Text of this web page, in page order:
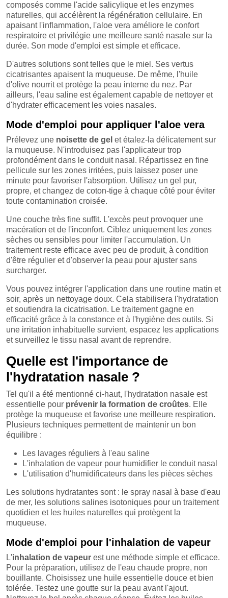
composés comme l'acide salicylique et les enzymes
naturelles, qui accélèrent la régénération cellulaire. En
apaisant l'inflammation, l'aloe vera améliore le confort
respiratoire et privilégie une meilleure santé nasale sur la
durée. Son mode d'emploi est simple et efficace.
D'autres solutions sont telles que le miel. Ses vertus
cicatrisantes apaisent la muqueuse. De même, l'huile
d'olive nourrit et protège la peau interne du nez. Par
ailleurs, l'eau saline est également capable de nettoyer et
d'hydrater efficacement les voies nasales.
Mode d'emploi pour appliquer l'aloe vera
Prélevez une noisette de gel et étalez-la délicatement sur
la muqueuse. N'introduisez pas l'applicateur trop
profondément dans le conduit nasal. Répartissez en fine
pellicule sur les zones irritées, puis laissez poser une
minute pour favoriser l'absorption. Utilisez un gel pur,
propre, et changez de coton-tige à chaque côté pour éviter
toute contamination croisée.
Une couche très fine suffit. L'excès peut provoquer une
macération et de l'inconfort. Ciblez uniquement les zones
sèches ou sensibles pour limiter l'accumulation. Un
traitement reste efficace avec peu de produit, à condition
d'être régulier et d'observer la peau pour ajuster sans
surcharger.
Vous pouvez intégrer l'application dans une routine matin et
soir, après un nettoyage doux. Cela stabilisera l'hydratation
et soutiendra la cicatrisation. Le traitement gagne en
efficacité grâce à la constance et à l'hygiène des outils. Si
une irritation inhabituelle survient, espacez les applications
et surveillez le tissu nasal avant de reprendre.
Quelle est l'importance de
l'hydratation nasale ?
Tel qu'il a été mentionné ci-haut, l'hydratation nasale est
essentielle pour prévenir la formation de croûtes. Elle
protège la muqueuse et favorise une meilleure respiration.
Plusieurs techniques permettent de maintenir un bon
équilibre :
Les lavages réguliers à l'eau saline
L'inhalation de vapeur pour humidifier le conduit nasal
L'utilisation d'humidificateurs dans les pièces sèches
Les solutions hydratantes sont : le spray nasal à base d'eau
de mer, les solutions salines isotoniques pour un traitement
quotidien et les huiles naturelles qui protègent la
muqueuse.
Mode d'emploi pour l'inhalation de vapeur
L'inhalation de vapeur est une méthode simple et efficace.
Pour la préparation, utilisez de l'eau chaude propre, non
bouillante. Choisissez une huile essentielle douce et bien
tolérée. Testez une goutte sur la peau avant l'ajout.